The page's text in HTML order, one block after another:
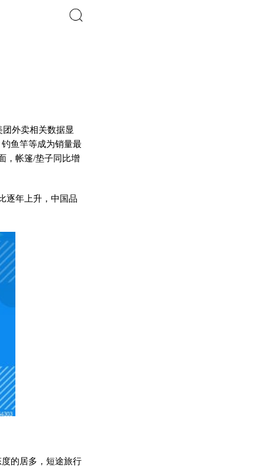
外卖相关数据显
鱼竿等成为销量最
，帐篷/垫子同比增
逐年上升，中国品
的居多，短途旅行